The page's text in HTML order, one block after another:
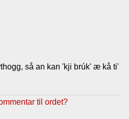
så an kan 'kji brúk' æ kå ti'
til ordet?